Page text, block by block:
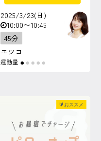
2025/3/23(日)
10:00〜10:45
45分
エツコ
運動量 ● ● ● ● ●
🔰おススメ